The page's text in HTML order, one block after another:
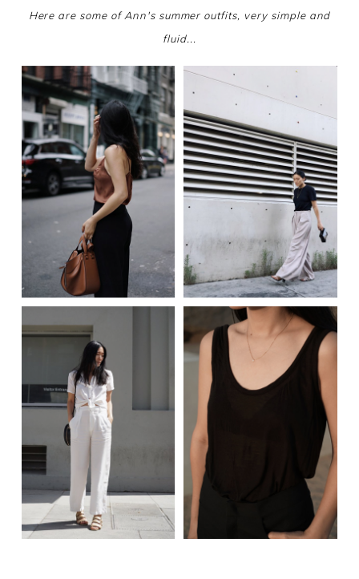
Here are some of Ann's summer outfits, very simple and
fluid...